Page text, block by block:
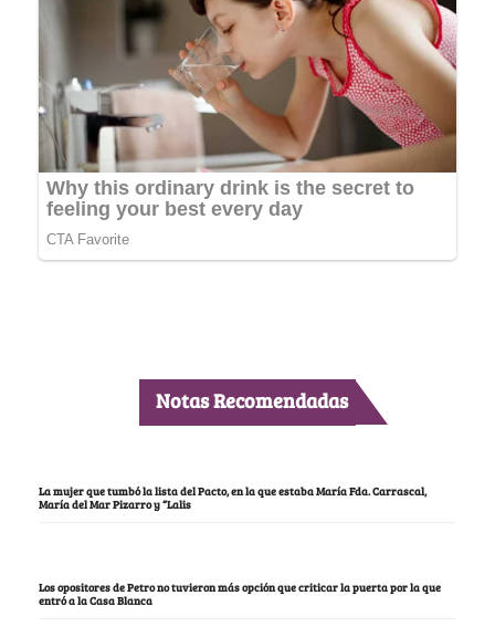
Notas Recomendadas
La mujer que tumbó la lista del Pacto, en la que estaba María Fda. Carrascal,
María del Mar Pizarro y “Lalis
Los opositores de Petro no tuvieron más opción que criticar la puerta por la que
entró a la Casa Blanca